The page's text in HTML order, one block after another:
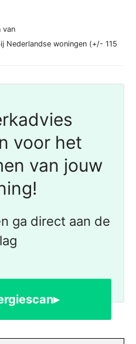
van
Nederlandse woningen (+/- 115
voor het
van jouw
ga direct aan de